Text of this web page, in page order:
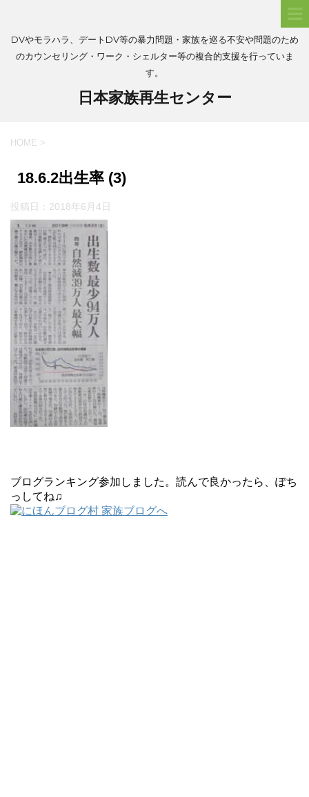
DVやモラハラ、デートDV等の暴力問題・家族を巡る不安や問題のため
のカウンセリング・ワーク・シェルター等の複合的支援を行っていま
す。
日本家族再生センター
HOME >
18.6.2出生率 (3)
投稿日： 2018年6月4日
ブログランキング参加しました。読んで良かったら、ぽち
っしてね♫